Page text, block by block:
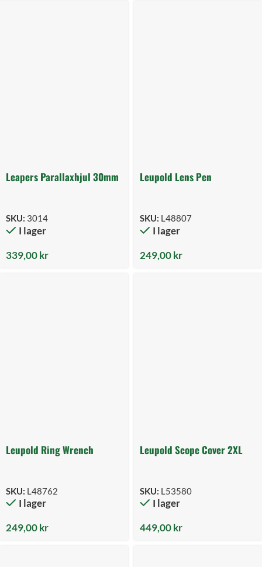
Leapers Parallaxhjul 30mm
SKU: 3014
I lager
339,00kr
Leupold Lens Pen
SKU: L48807
I lager
249,00kr
Leupold Ring Wrench
SKU: L48762
I lager
249,00kr
Leupold Scope Cover 2XL
SKU: L53580
I lager
449,00kr